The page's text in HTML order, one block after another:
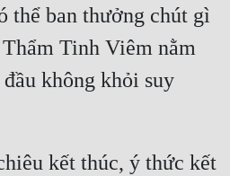
thể ban thưởng chút gì
Tinh Viêm nằm
không khỏi suy
kết thúc, ý thức kết